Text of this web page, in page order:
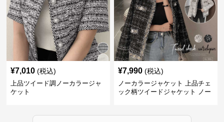
¥7,010 (税込)
上品ツイード調ノーカラージャ
ケット
¥7,990 (税込)
ノーカラージャケット 上品チェ
ック柄ツイードジャケット ノー